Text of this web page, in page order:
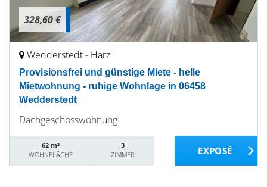
328,60 €
Wedderstedt - Harz
Provisionsfrei und günstige Miete - helle
Mietwohnung - ruhige Wohnlage in 06458
Wedderstedt
Dachgeschosswohnung
62 m²
WOHNFLÄCHE
3
ZIMMER